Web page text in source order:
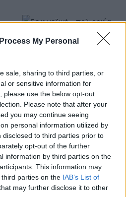
My Personal
sale, sharing to third parties, or
or sensitive information for
please use the below opt-out
Please note that after your
you may continue seeing
personal information utilized by
to third parties prior to
opt-out of the further
information by third parties on the
This information may
parties on the IAB’s List of
may further disclose it to other
Σε κινεζική… πολιορκία η
ευρωπαϊκή
αυτοκινητοβιομηχανία
την κορυφή της